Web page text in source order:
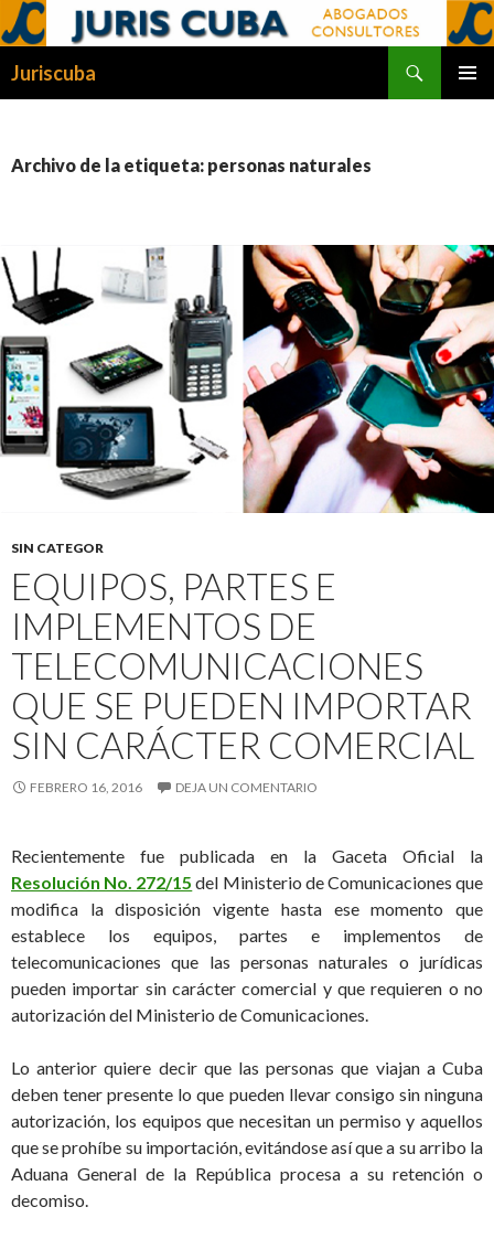
Juriscuba
Archivo de la etiqueta: personas naturales
SIN CATEGOR
EQUIPOS, PARTES E
IMPLEMENTOS DE
TELECOMUNICACIONES
QUE SE PUEDEN IMPORTAR
SIN CARÁCTER COMERCIAL
FEBRERO 16, 2016 DEJA UN COMENTARIO
Recientemente fue publicada en la Gaceta Oficial la
Resolución No. 272/15 del Ministerio de Comunicaciones que
modifica la disposición vigente hasta ese momento que
establece los equipos, partes e implementos de
telecomunicaciones que las personas naturales o jurídicas
pueden importar sin carácter comercial y que requieren o no
autorización del Ministerio de Comunicaciones.
Lo anterior quiere decir que las personas que viajan a Cuba
deben tener presente lo que pueden llevar consigo sin ninguna
autorización, los equipos que necesitan un permiso y aquellos
que se prohíbe su importación, evitándose así que a su arribo la
Aduana General de la República procesa a su retención o
decomiso.